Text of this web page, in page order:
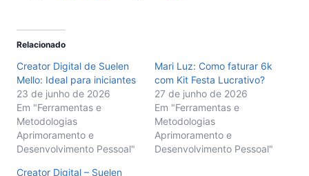
Relacionado
Creator Digital de Suelen
Mello: Ideal para iniciantes
23 de junho de 2026
Em "Ferramentas e
Metodologias
Aprimoramento e
Desenvolvimento Pessoal"
Mari Luz: Como faturar 6k
com Kit Festa Lucrativo?
27 de junho de 2026
Em "Ferramentas e
Metodologias
Aprimoramento e
Desenvolvimento Pessoal"
Creator Digital – Suelen